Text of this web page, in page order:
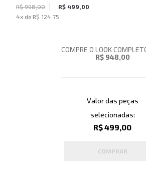
Feminino
R$ 998,00
R$ 499,00
4x de R$ 124,75
COMPRE O LOOK
R$ 948,00
Valor das peças
selecionadas:
R$ 499,00
COMPRAR